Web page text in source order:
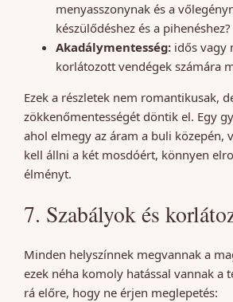
menyasszonynak és a
készülődéshez és a pihenéshez?
Akadálymentesség: idős vagy
korlátozott vendégek számára
Ezek a részletek nem romantikusak,
zökkenőmentességét döntik el. Egy
ahol elmegy az áram a buli közepén,
kell állni a két mosdóért, könnyen
élményt.
7. Szabályok és
Minden helyszínnek megvannak a
ezek néha komoly hatással vannak a
rá előre, hogy ne érjen meglepetés: